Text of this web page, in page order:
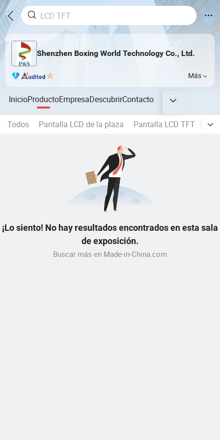
Shenzhen Boxing World Technology Co., Ltd.
Más
InicioProductoEmpresaDescubrirContacto
Todos Pantalla LCD de la plaza Pantalla LCD TFT
¡Lo siento! No hay resultados encontrados en esta sala
de exposición.
Buscar más en Made-in-China.com